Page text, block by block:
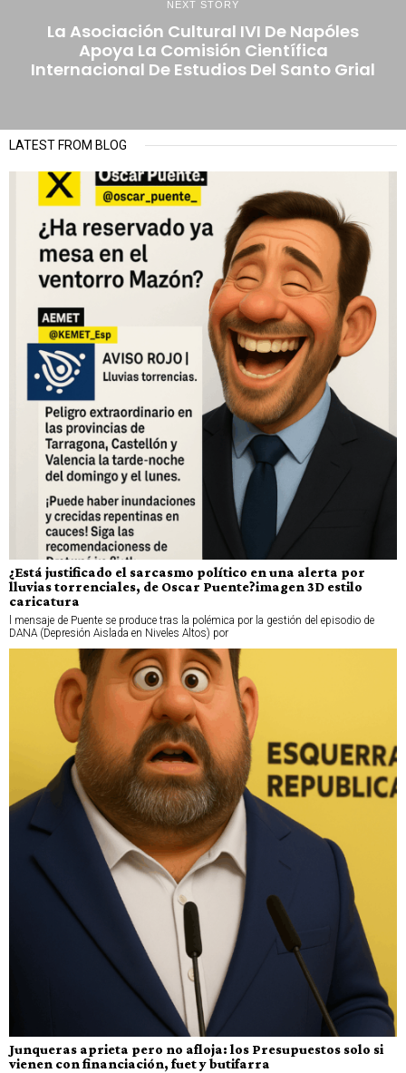
NEXT STORY
La Asociación Cultural IVI De Napóles
Apoya La Comisión Científica
Internacional De Estudios Del Santo Grial
LATEST FROM BLOG
¿Está justificado el sarcasmo político en una alerta por
lluvias torrenciales, de Oscar Puente?imagen 3D estilo
caricatura
l mensaje de Puente se produce tras la polémica por la gestión del episodio de
DANA (Depresión Aislada en Niveles Altos) por
Junqueras aprieta pero no afloja: los Presupuestos solo si
vienen con financiación, fuet y butifarra